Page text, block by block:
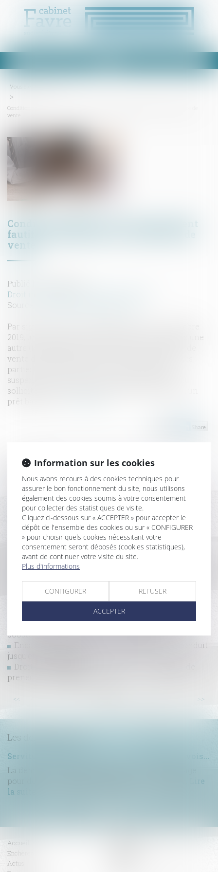
le
Vous êtes ici :
Condition suspensive et comportement fautif du bénéficiaire de la promesse de
vente
Condition suspensive et comportement
fautif du bénéficiaire de la promesse de
vente
Publié le :
Droit immobilier
Source :
Par signature d’un acte authentique le 14 novembre
2019, une société promettante avait conclu avec une
autre (la bénéficiaire) une promesse unilatérale de
vente d’immeuble, expirant le 30 janvier 2020. Les
parties avaient inclus à l’acte une condition
suspensive, prévoyant que la bénéficiaire devait
solliciter, dans les 15 jours suivants la signature, un
prêt bancaire...
Historique
La fixation et la révision du loyer commercial
Quel sort pour la servitude établie postérieurement
à la division parcellaire ?
Quelles sont les caractéristiques qui rendent un
terrain constructible ?
L’extinction du dispositif « Pinel », programmée au
31 décembre 2024
Rénovation : le prêt avance mutation à taux zéro est
accessible depuis le 1er septembre
Condition suspensive et comportement fautif du
bénéficiaire de la promesse de vente
Comment sont calculées les révisions de loyer ?
688 communes reclassées en zone tendue pour
booster le logement locatif intermédiaire
Encadrement des loyers : le dispositif est reconduit
jusqu’en juillet 2025
Droit de préférence et confusion des qualités de
preneur et de bailleur
<< >>
Les dernières actus
Servitude de passage : tous les propriétaires voisins n'ont pas à être appelés en justice
La demande tendant à fixer l'assiette d'un passage
pour désenclaver un fonds n'est pas irrecevabl...
Lire
la suite
Accueil
Enchères
Actus
Information sur les cookies
Nous avons recours à des cookies techniques pour
assurer le bon fonctionnement du site, nous utilisons
également des cookies soumis à votre consentement
pour collecter des statistiques de visite.
Cliquez ci-dessous sur « ACCEPTER » pour accepter le
dépôt de l'ensemble des cookies ou sur « CONFIGURER
» pour choisir quels cookies nécessitant votre
consentement seront déposés (cookies statistiques),
avant de continuer votre visite du site.
Plus d'informations
CONFIGURER REFUSER
ACCEPTER